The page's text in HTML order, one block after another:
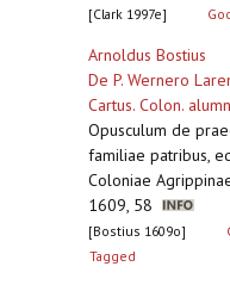
[Clark 1997e]
Arnoldus Bostius
De P. Wernero
Cartus. Colon.
Opusculum de
familiae patribus,
Coloniae
1609, 58
[Bostius 1609o]
Tagged